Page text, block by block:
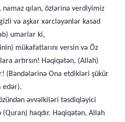
namaz qılan, özlərinə verdiyimiz
və aşkar xərcləyənlər kasad
umarlar ki,
mükafatlarını versin və Öz
artırsın! Həqiqətən, (Allah)
(Bəndələrinə Ona etdikləri şükür
edər).
əvvəlkiləri təsdiqləyici
haqdır. Həqiqətən, Allah